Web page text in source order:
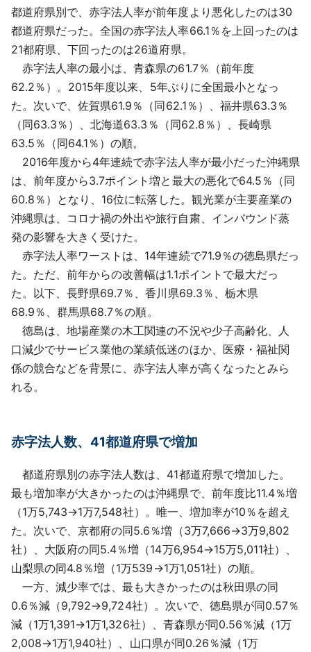
都道府県別で、赤字法人率が前年度より悪化したのは30
都道府県だった。全国の赤字法人率66.1％を上回ったのは
21都府県、下回ったのは26道府県。
赤字法人率の最小は、青森県の61.7％（前年度
62.2％）。2015年度以来、5年ぶりに全国最小となっ
た。次いで、佐賀県61.9％（同62.1％）、福井県63.3％
（同63.3％）、北海道63.3％（同62.8％）、長崎県
63.5％（同64.1％）の順。
2016年度から4年連続で赤字法人率が最小だった沖縄県
は、前年度から3.7ポイント増と最大の悪化で64.5％（同
60.8％）となり、16位に転落した。観光業が主要産業の
沖縄県は、コロナ禍の外出や旅行自粛、インバウンド蒸
発の影響を大きく受けた。
赤字法人率ワーストは、14年連続で71.9％の徳島県だっ
た。ただ、前年からの改善幅は1.1ポイントで最大だっ
た。以下、長野県69.7％、香川県69.3％、栃木県
68.9％、群馬県68.7％の順。
徳島は、地場産業の木工関連の不況や少子高齢化、人
口減少でサービス業他の業績低迷のほか、医療・福祉関
係の競合などを背景に、赤字法人率が高くなったとみら
れる。
赤字法人数、41都道府県で増加
都道府県別の赤字法人数は、41都道府県で増加した。
最も増加率が大きかったのは沖縄県で、前年度比11.4％増
（1万5,743→1万7,548社）。唯一、増加率が10％を超え
た。次いで、京都府の同5.6％増（3万7,666→3万9,802
社）、大阪府の同5.4％増（14万6,954→15万5,011社）、
山梨県の同4.8％増（1万539→1万1,051社）の順。
一方、減少率では、最も大きかったのは秋田県の同
0.6％減（9,792→9,724社）。次いで、徳島県が同0.57％
減（1万1,391→1万1,326社）、青森県が同0.56％減（1万
2,008→1万1,940社）、山口県が同0.26％減（1万